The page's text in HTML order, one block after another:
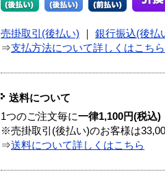
売掛取引(後払い) 銀行振込(後払
⇒支払方法について詳しくはこちら
送料について
1つのご注文毎に一律1,100円(税込)
※売掛取引(後払い)のお客様は
⇒送料について詳しくはこちら